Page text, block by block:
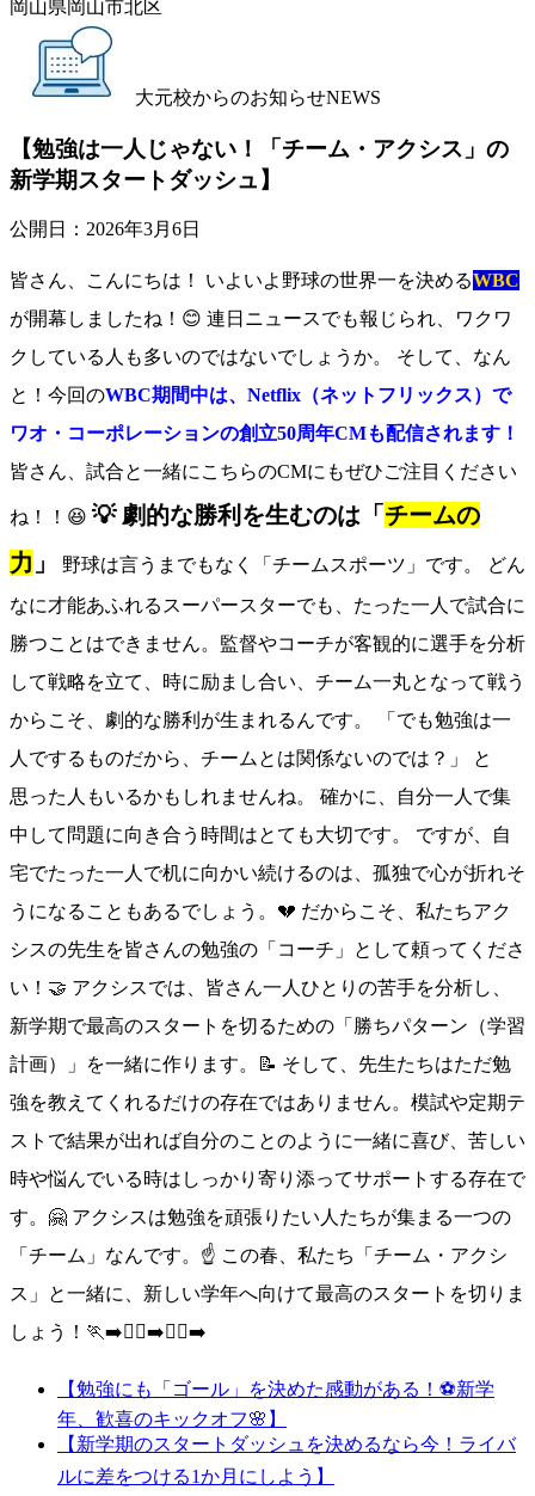
岡山県岡山市北区
大元校からのお知らせNEWS
【勉強は一人じゃない！「チーム・アクシス」の
新学期スタートダッシュ】
公開日： 2026年3月6日
皆さん、こんにちは！ いよいよ野球の世界一を決めるWBC
が開幕しましたね！😊 連日ニュースでも報じられ、ワクワ
クしている人も多いのではないでしょうか。 そして、なん
と！今回のWBC期間中は、Netflix（ネットフリックス）で
ワオ・コーポレーションの創立50周年CMも配信されます！
皆さん、試合と一緒にこちらのCMにもぜひご注目ください
ね！！😆 💡 劇的な勝利を生むのは「 チームの
力 」
野球は言うまでもなく「チームスポーツ」です。 どん
なに才能あふれるスーパースターでも、たった一人で試合に
勝つことはできません。監督やコーチが客観的に選手を分析
して戦略を立て、時に励まし合い、チーム一丸となって戦う
からこそ、劇的な勝利が生まれるんです。 「でも勉強は一
人でするものだから、チームとは関係ないのでは？」 と
思った人もいるかもしれませんね。 確かに、自分一人で集
中して問題に向き合う時間はとても大切です。 ですが、自
宅でたった一人で机に向かい続けるのは、孤独で心が折れそ
うになることもあるでしょう。💔 だからこそ、私たちアク
シスの先生を皆さんの勉強の「コーチ」として頼ってくださ
い！🤝 アクシスでは、皆さん一人ひとりの苦手を分析し、
新学期で最高のスタートを切るための「勝ちパターン（学習
計画）」を一緒に作ります。📝 そして、先生たちはただ勉
強を教えてくれるだけの存在ではありません。模試や定期テ
ストで結果が出れば自分のことのように一緒に喜び、苦しい
時や悩んでいる時はしっかり寄り添ってサポートする存在で
す。🤗 アクシスは勉強を頑張りたい人たちが集まる一つの
「チーム」なんです。☝️ この春、私たち「チーム・アクシ
ス」と一緒に、新しい学年へ向けて最高のスタートを切りま
しょう！🏃‍➡️🏃‍♀️‍➡️🏃‍♂️‍➡️
【勉強にも「ゴール」を決めた感動がある！⚽新学
年、歓喜のキックオフ🌸】
【新学期のスタートダッシュを決めるなら今！ライバ
ルに差をつける1か月にしよう】